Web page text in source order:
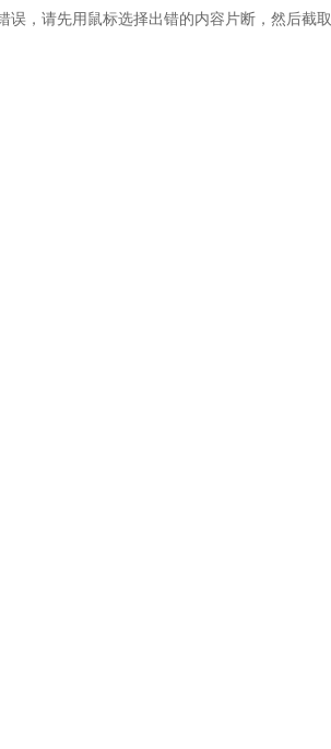
误，请先用鼠标选择出错的内容片断，然后截